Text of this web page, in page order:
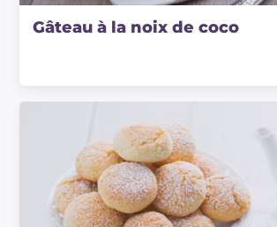
Gâteau à la noix de coco